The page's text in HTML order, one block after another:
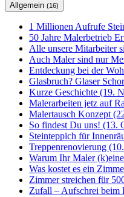
Allgemein (16)
1 Millionen Aufrufe
50 Jahre Malerbetrieb
Alle unsere Mitarbeiter
Auch Maler sind nur
Entdeckung bei der
Glasbruch? Glaser
Kurze Geschichte (19.
Malerarbeiten jetz auf
Malertausch Konzept
So findest Du uns! (13.
Steinteppich für
Treppenrenovierung
Warum Ihr Maler
Was kostet es ein
Zimmer streichen für
Zufall – Aufschrei beim